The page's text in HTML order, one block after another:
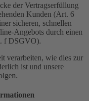
der Vertragserfüllung
Kunden (Art. 6
sicheren, schnellen
Angebots durch einen
f DSGVO).
verarbeiten, wie dies zur
ist und unsere